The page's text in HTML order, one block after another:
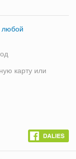
любой
карту или